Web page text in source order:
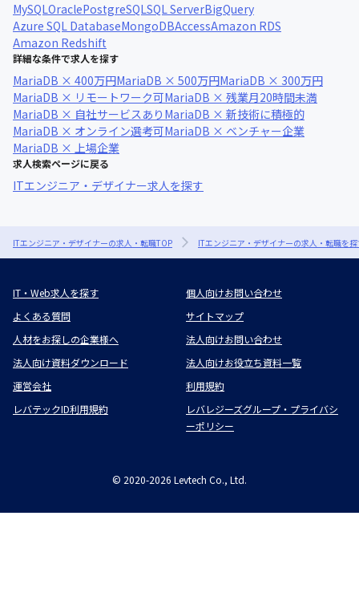
MySQLOraclePostgreSQLSQL ServerBigQuery
Azure SQL DatabaseMongoDBAccessAmazon RDS
Amazon Redshift
詳細な条件で求人を探す
MariaDB × 400万円MariaDB × 500万円MariaDB × 300万円
MariaDB × リモートワーク可MariaDB × 残業月20時間未満
MariaDB × 自社サービスあり MariaDB × 新技術に積極的
MariaDB × オンライン選考可MariaDB × ベンチャー企業
MariaDB × 上場企業
求人検索ページに戻る
ITエンジニア・デザイナー求人を探す
ITエンジニア・デザイナーの求人・転職TOP ITエンジニア・デザイナーの求人・転職を
IT・Web求人を探す
個人向けお問い合わせ
よくある質問
サイトマップ
人材をお探しの企業様へ
法人向けお問い合わせ
法人向け資料ダウンロード
法人向けお役立ち資料一覧
運営会社
利用規約
レバテックID利用規約
レバレジーズグループ・プライバシ
ーポリシー
© 2020-2026 Levtech Co., Ltd.